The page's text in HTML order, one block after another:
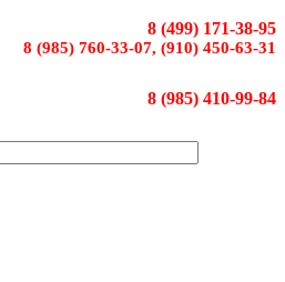
8 (499) 171-38-95
8 (985) 760-33-07, (910) 450-63-31
8 (985) 410-99-84